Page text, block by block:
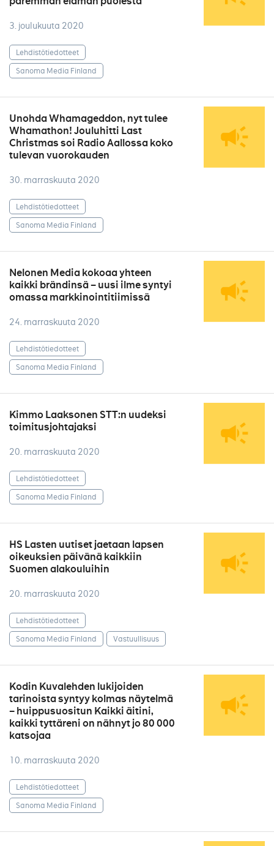
3. joulukuuta 2020
Lehdistötiedotteet
Sanoma Media Finland
Unohda Whamageddon, nyt tulee
Whamathon! Jouluhitti Last
Christmas soi Radio Aallossa koko
tulevan vuorokauden
30. marraskuuta 2020
Lehdistötiedotteet
Sanoma Media Finland
Nelonen Media kokoaa yhteen
kaikki brändinsä – uusi ilme syntyi
omassa markkinointitiimissä
24. marraskuuta 2020
Lehdistötiedotteet
Sanoma Media Finland
Kimmo Laaksonen STT:n uudeksi
toimitusjohtajaksi
20. marraskuuta 2020
Lehdistötiedotteet
Sanoma Media Finland
HS Lasten uutiset jaetaan lapsen
oikeuksien päivänä kaikkiin
Suomen alakouluihin
20. marraskuuta 2020
Lehdistötiedotteet
Sanoma Media Finland
Vastuullisuus
Kodin Kuvalehden lukijoiden
tarinoista syntyy kolmas näytelmä
– huippusuositun Kaikki äitini,
kaikki tyttäreni on nähnyt jo 80 000
katsojaa
10. marraskuuta 2020
Lehdistötiedotteet
Sanoma Media Finland